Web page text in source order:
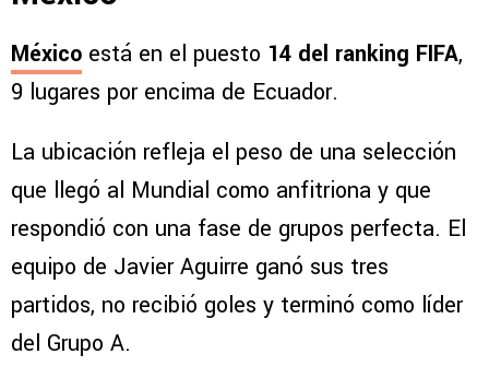
México está en el puesto 14 del ranking FIFA,
9 lugares por encima de Ecuador.
La ubicación refleja el peso de una selección
que llegó al Mundial como anfitriona y que
respondió con una fase de grupos perfecta. El
equipo de Javier Aguirre ganó sus tres
partidos, no recibió goles y terminó como líder
del Grupo A.